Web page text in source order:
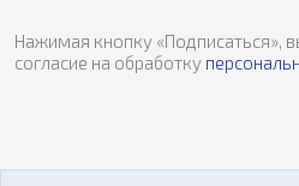
Нажимая кнопку «Подписаться»,
согласие на обработку